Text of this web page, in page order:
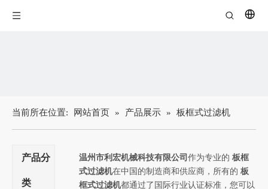
当前所在位置: 网站首页 » 产品展示 » 板框式过滤机
产品分
类
温州市利宏机械科技有限公司 作为专业的 板框
式过滤机在中国的制造商和供应商，所有的 板
框式过滤机都通过了国际行业认证标准，您可以